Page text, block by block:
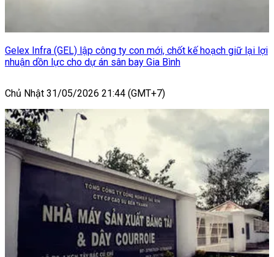
Gelex Infra (GEL) lập công ty con mới, chốt kế hoạch giữ lại lợi
nhuận dồn lực cho dự án sân bay Gia Bình
Chủ Nhật 31/05/2026 21:44 (GMT+7)